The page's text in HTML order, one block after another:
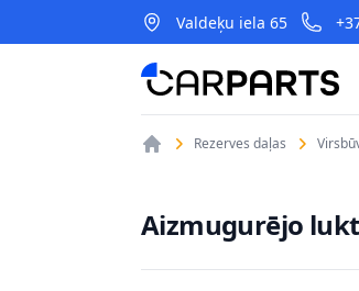
Valdeķu iela 65
CarParts
Rezerves daļas
Aizmugurējo